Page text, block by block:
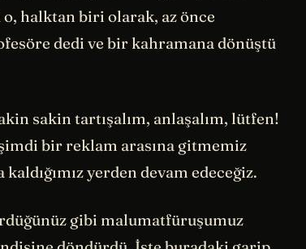
halktan biri olarak, az önce
dedi ve bir kahramana dönüştü
sakin tartışalım, anlaşalım, lütfen!
bir reklam arasına gitmemiz
yerden devam edeceğiz.
gibi malumatfüruşumuz